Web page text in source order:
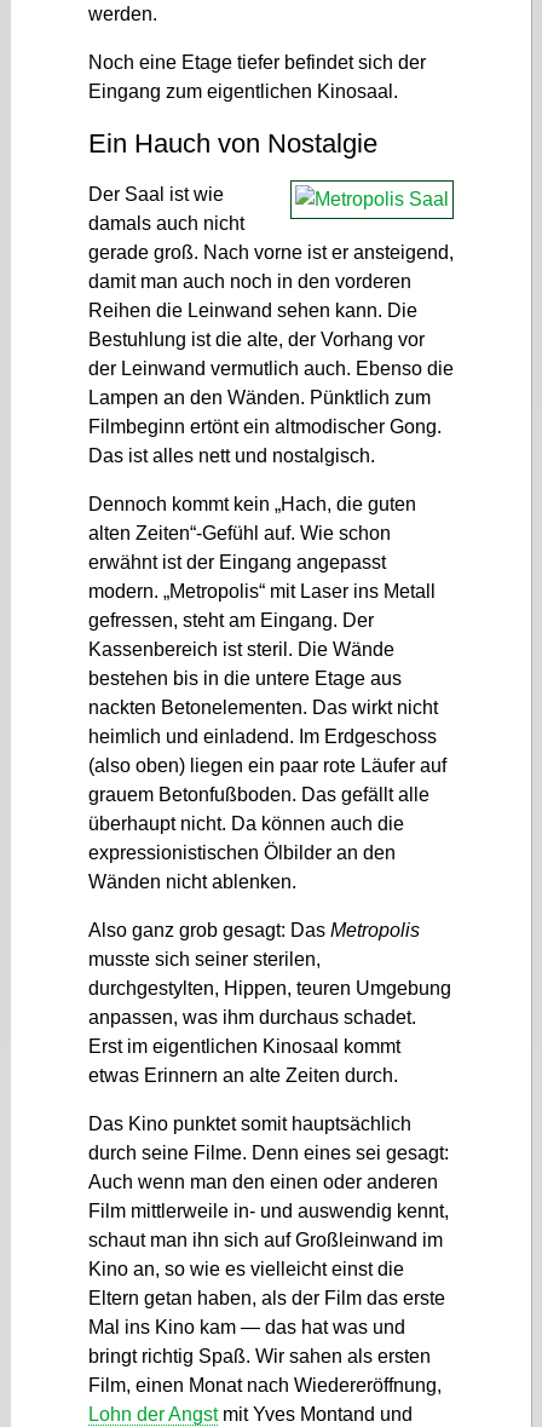
werden.
Noch eine Etage tiefer befindet sich der
Eingang zum eigentlichen Kinosaal.
Ein Hauch von Nostalgie
Der Saal ist wie
damals auch nicht
gerade groß. Nach vorne ist er ansteigend,
damit man auch noch in den vorderen
Reihen die Leinwand sehen kann. Die
Bestuhlung ist die alte, der Vorhang vor
der Leinwand vermutlich auch. Ebenso die
Lampen an den Wänden. Pünktlich zum
Filmbeginn ertönt ein altmodischer Gong.
Das ist alles nett und nostalgisch.
Dennoch kommt kein „Hach, die guten
alten Zeiten“-Gefühl auf. Wie schon
erwähnt ist der Eingang angepasst
modern. „Metropolis“ mit Laser ins Metall
gefressen, steht am Eingang. Der
Kassenbereich ist steril. Die Wände
bestehen bis in die untere Etage aus
nackten Betonelementen. Das wirkt nicht
heimlich und einladend. Im Erdgeschoss
(also oben) liegen ein paar rote Läufer auf
grauem Betonfußboden. Das gefällt alle
überhaupt nicht. Da können auch die
expressionistischen Ölbilder an den
Wänden nicht ablenken.
Also ganz grob gesagt: Das Metropolis
musste sich seiner sterilen,
durchgestylten, Hippen, teuren Umgebung
anpassen, was ihm durchaus schadet.
Erst im eigentlichen Kinosaal kommt
etwas Erinnern an alte Zeiten durch.
Das Kino punktet somit hauptsächlich
durch seine Filme. Denn eines sei gesagt:
Auch wenn man den einen oder anderen
Film mittlerweile in- und auswendig kennt,
schaut man ihn sich auf Großleinwand im
Kino an, so wie es vielleicht einst die
Eltern getan haben, als der Film das erste
Mal ins Kino kam — das hat was und
bringt richtig Spaß. Wir sahen als ersten
Film, einen Monat nach Wiedereröffnung,
Lohn der Angstmit Yves Montand und